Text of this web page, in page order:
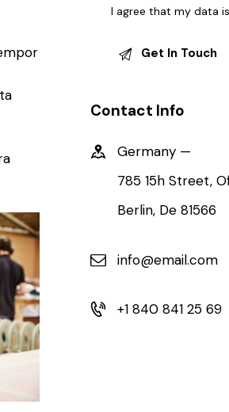
I agree that my data is
Contact Info
Germany —
785 15h Street,
Berlin, De 81566
info@email.com
+1 840 841 25 69